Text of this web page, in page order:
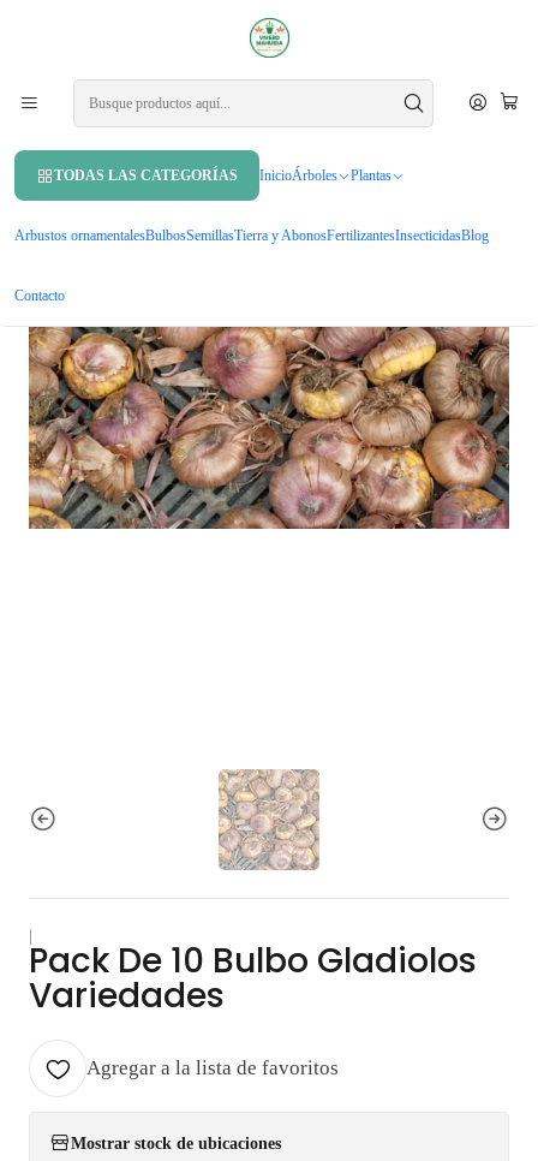
TODAS LAS CATEGORÍAS InicioÁrboles Plantas
Arbustos ornamentalesBulbosSemillasTierra y AbonosFertilizantesInsecticidasBlog
Contacto
APROVECHA UN 10% DE DCTO. EN TU PRIMERA COMPRA USANDO
Inicio Bulbos Pack De 10 Bulbo Gladiolos Variedades
Pack De 10 Bulbo Gladiolos
Variedades
Agregar a la lista de favoritos
Mostrar stock de ubicaciones